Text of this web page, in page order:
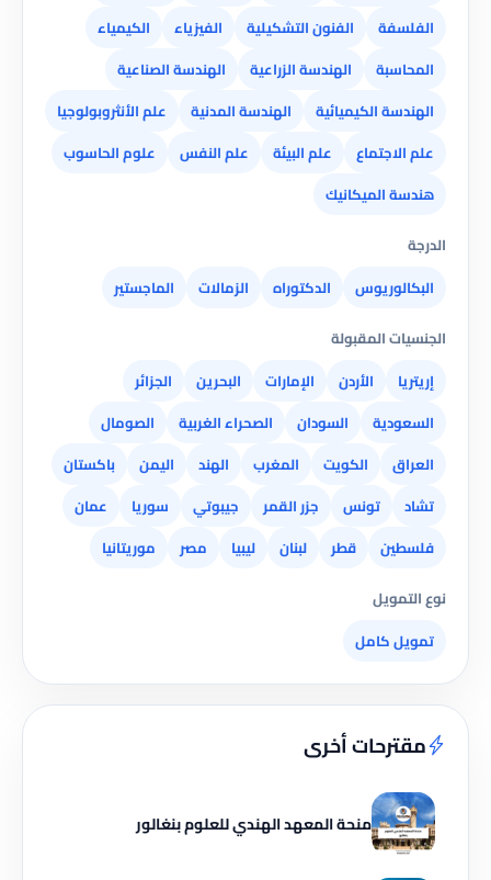
الفلسفة
الفنون التشكيلية الفيزياء
الكيمياء
المحاسبة
الهندسة الزراعية
الهندسة الصناعية
الهندسة الكيميائية
الهندسة المدنية
علم الأنثروبولوجيا
علم الاجتماع
علم البيئة علم النفس
علوم الحاسوب
هندسة الميكانيك
الدرجة
البكالوريوس
الدكتوراه الزمالات
الماجستير
الجنسيات المقبولة
إريتريا
الأردن الإمارات البحرين
الجزائر
السعودية
السودان الصحراء الغربية
الصومال
العراق
الكويت المغرب الهند اليمن
باكستان
تشاد
تونس جزر القمر جيبوتي سوريا
عمان
فلسطين
قطر لبنان ليبيا مصر
موريتانيا
نوع التمويل
تمويل كامل
مقترحات أخرى
منحة المعهد الهندي للعلوم بنغالور